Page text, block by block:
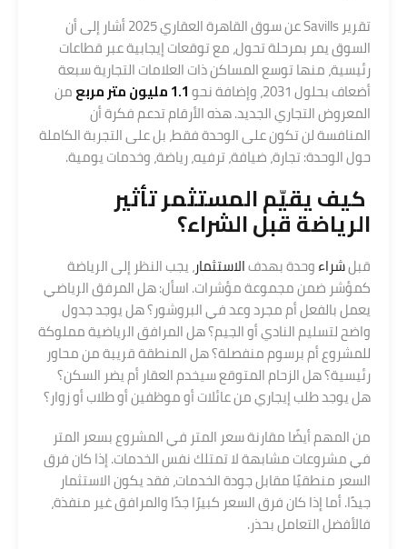
تقرير Savills عن سوق القاهرة العقاري 2025 أشار إلى أن
السوق يمر بمرحلة تحول، مع توقعات إيجابية عبر قطاعات
رئيسية، منها توسع المساكن ذات العلامات التجارية سبعة
أضعاف بحلول 2031، وإضافة نحو
1.1 مليون متر مربع
من
المعروض التجاري الجديد. هذه الأرقام تدعم فكرة أن
المنافسة لن تكون على الوحدة فقط، بل على التجربة الكاملة
حول الوحدة: تجارة، ضيافة، ترفيه، رياضة، وخدمات يومية.
كيف يقيّم المستثمر تأثير
الرياضة قبل الشراء؟
قبلشراءوحدة بهدفالاستثمار، يجب النظر إلى الرياضة
كمؤشر ضمن مجموعة مؤشرات. اسأل: هل المرفق الرياضي
يعمل بالفعل أم مجرد وعد في البروشور؟ هل يوجد جدول
واضح لتسليم النادي أو الجيم؟ هل المرافق الرياضية مملوكة
للمشروع أم برسوم منفصلة؟ هل المنطقة قريبة من محاور
رئيسية؟ هل الزحام المتوقع سيخدم العقار أم يضر السكن؟
هل يوجد طلب إيجاري من عائلات أو موظفين أو طلاب أو زوار؟
من المهم أيضًا مقارنة سعر المتر في المشروع بسعر المتر
في مشروعات مشابهة لا تمتلك نفس الخدمات. إذا كان فرق
السعر منطقيًا مقابل جودة الخدمات، فقد يكون الاستثمار
جيدًا. أما إذا كان فرق السعر كبيرًا جدًا والمرافق غير منفذة،
فالأفضل التعامل بحذر.